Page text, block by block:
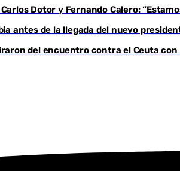
Dotor y Fernando Calero:
antes de la llegada del nuevo
del encuentro contra el Ceuta